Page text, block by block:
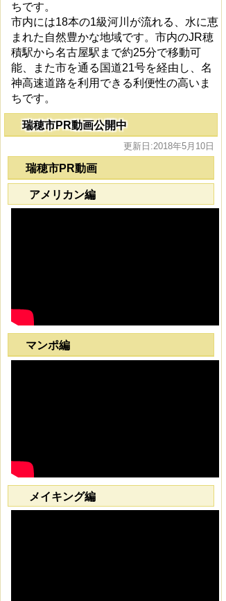
ちです。
市内には18本の1級河川が流れる、水に恵
まれた自然豊かな地域です。市内のJR穂
積駅から名古屋駅まで約25分で移動可
能、また市を通る国道21号を経由し、名
神高速道路を利用できる利便性の高いま
ちです。
瑞穂市PR動画公開中
更新日:2018年5月10日
瑞穂市PR動画
アメリカン編
マンポ編
メイキング編